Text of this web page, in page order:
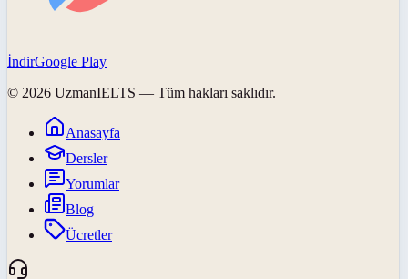
İndirGoogle Play
© 2026 UzmanIELTS — Tüm hakları saklıdır.
Anasayfa
Dersler
Yorumlar
Blog
Ücretler